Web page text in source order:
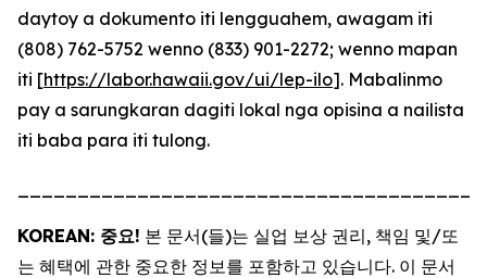
daytoy a dokumento iti lengguahem, awagam iti
(808) 762-5752 wenno (833) 901-2272; wenno mapan
iti [https://labor.hawaii.gov/ui/lep-ilo]. Mabalinmo
pay a sarungkaran dagiti lokal nga opisina a nailista
iti baba para iti tulong.
KOREAN: 중요! 본 문서(들)는 실업 보상 권리, 책임 및/또
는 혜택에 관한 중요한 정보를 포함하고 있습니다. 이 문서